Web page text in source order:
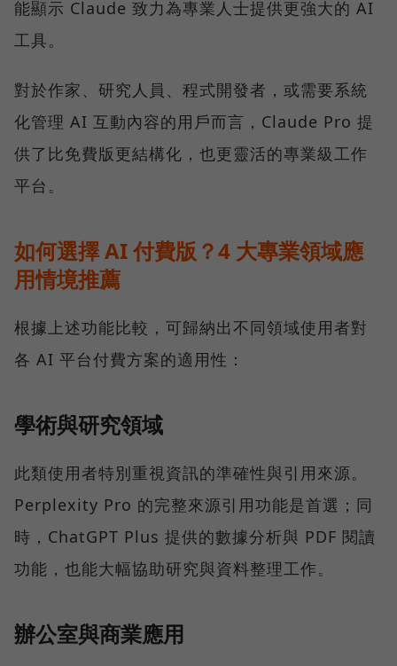
能顯示 Claude 致力為專業人士提供更強大的 AI
工具。
對於作家、研究人員、程式開發者，或需要系統
化管理 AI 互動內容的用戶而言，Claude Pro 提
供了比免費版更結構化，也更靈活的專業級工作
平台。
如何選擇 AI 付費版？4 大專業領域應
用情境推薦
根據上述功能比較，可歸納出不同領域使用者對
各 AI 平台付費方案的適用性：
學術與研究領域
此類使用者特別重視資訊的準確性與引用來源。
Perplexity Pro 的完整來源引用功能是首選；同
時，ChatGPT Plus 提供的數據分析與 PDF 閱讀
功能，也能大幅協助研究與資料整理工作。
辦公室與商業應用